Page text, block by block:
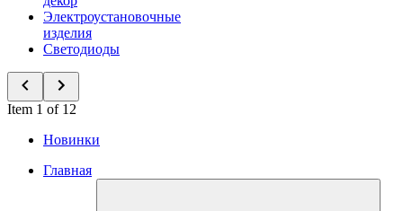
Электроустановочные
изделия
Светодиоды
Item 1 of 12
Новинки
Главная